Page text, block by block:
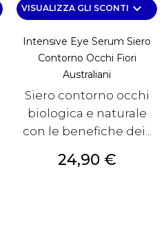
VISUALIZZA GLI SCONTI keyboard_arrow_down
Intensive Eye Serum Siero
Contorno Occhi Fiori
Australiani
Siero contorno occhi
biologica e naturale
con le benefiche dei...
Prezzo
24,90 €